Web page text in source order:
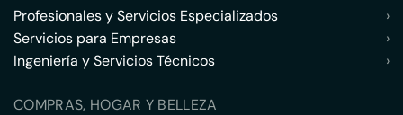
Profesionales y Servicios Especializados
›
Servicios para Empresas
›
Ingeniería y Servicios Técnicos
›
COMPRAS, HOGAR Y BELLEZA